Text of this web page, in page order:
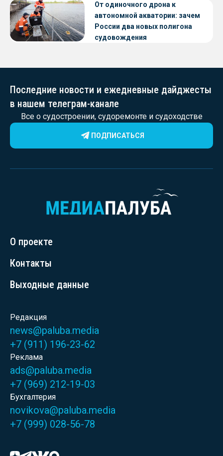
От одиночного дрона к
автономной акватории: зачем
России два новых полигона
судовождения
Последние новости и ежедневные дайджесты
в нашем телеграм-канале
Все о судостроении, судоремонте и судоходстве
ПОДПИСАТЬСЯ
О проекте
Контакты
Выходные данные
Редакция
news@paluba.media
+7 (911) 196-23-62
Реклама
ads@paluba.media
+7 (969) 212-19-03
Бухгалтерия
novikova@paluba.media
+7 (999) 028-56-78